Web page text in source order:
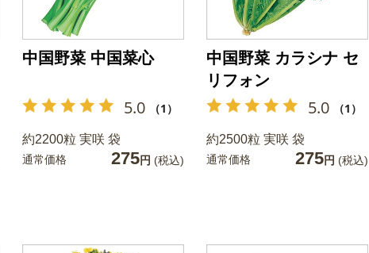
中国野菜 中国菜心
5.0 （1）
約2200粒 実咲 袋
通常価格 275円 (税込)
中国野菜 カラシナ セ
リフォン
5.0 （1）
約2500粒 実咲 袋
通常価格 275円 (税込)